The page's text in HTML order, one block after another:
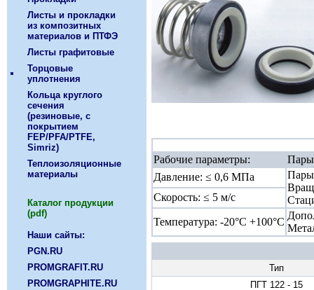
Листы и прокладки
из композитных
материалов и ПТФЭ
Листы графитовые
Торцовые
уплотнения
Кольца круглого
сечения
(резиновые, с
покрытием
FEP/PFA/PTFE,
Simriz)
Теплоизоляционные
материалы
Каталог продукции
(pdf)
Наши сайты:
PGN.RU
PROMGRAFIT.RU
PROMGRAPHITE.RU
Рабочие параметры:
Пары
Давление: ≤ 0,6 МПа
Пары
Скорость: ≤ 5 м/с
Температура: -20°С +100°С
Тип
ПГТ 122 - 15